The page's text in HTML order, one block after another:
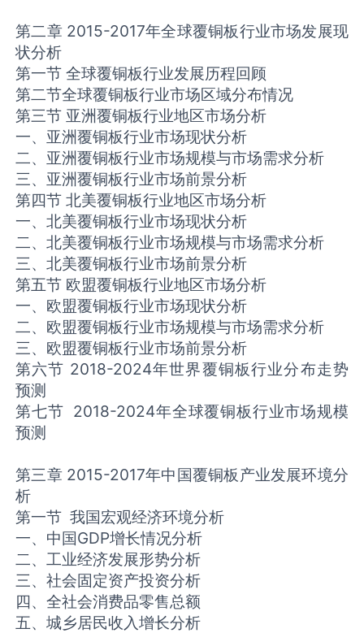
第二章 2015-2017年全球覆铜板行业市场发展现
状分析
第一节 全球覆铜板行业发展历程回顾
第二节全球覆铜板行业市场区域分布情况
第三节 亚洲覆铜板行业地区市场分析
一、亚洲覆铜板行业市场现状分析
二、亚洲覆铜板行业市场规模与市场需求分析
三、亚洲覆铜板行业市场前景分析
第四节 北美覆铜板行业地区市场分析
一、北美覆铜板行业市场现状分析
二、北美覆铜板行业市场规模与市场需求分析
三、北美覆铜板行业市场前景分析
第五节 欧盟覆铜板行业地区市场分析
一、欧盟覆铜板行业市场现状分析
二、欧盟覆铜板行业市场规模与市场需求分析
三、欧盟覆铜板行业市场前景分析
第六节 2018-2024年世界覆铜板行业分布走势
预测
第七节 2018-2024年全球覆铜板行业市场规模
预测
第三章 2015-2017年中国覆铜板产业发展环境分
析
第一节 我国宏观经济环境分析
一、中国GDP增长情况分析
二、工业经济发展形势分析
三、社会固定资产投资分析
四、全社会消费品零售总额
五、城乡居民收入增长分析